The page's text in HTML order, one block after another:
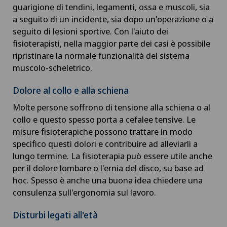
guarigione di tendini, legamenti, ossa e muscoli, sia
a seguito di un incidente, sia dopo un'operazione o a
seguito di lesioni sportive. Con l'aiuto dei
fisioterapisti, nella maggior parte dei casi è possibile
ripristinare la normale funzionalità del sistema
muscolo-scheletrico.
Dolore al collo e alla schiena
Molte persone soffrono di tensione alla schiena o al
collo e questo spesso porta a cefalee tensive. Le
misure fisioterapiche possono trattare in modo
specifico questi dolori e contribuire ad alleviarli a
lungo termine. La fisioterapia può essere utile anche
per il dolore lombare o l'ernia del disco, su base ad
hoc. Spesso è anche una buona idea chiedere una
consulenza sull'ergonomia sul lavoro.
Disturbi legati all'età